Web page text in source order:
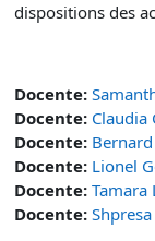
dispositions des
Docente:
Docente: Claudia
Docente:
Docente: Lionel
Docente: Tamara
Docente: